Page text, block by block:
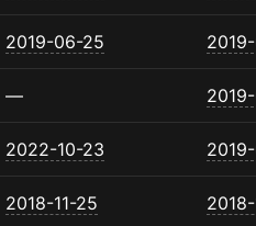
2019-06-25
—
2022-10-23
2018-11-25